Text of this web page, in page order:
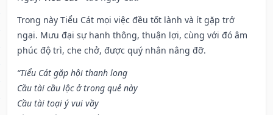
Trong này Tiểu Cát mọi việc đều tốt lành và ít gặp trở
ngại. Mưu đại sự hanh thông, thuận lợi, cùng với đó âm
phúc độ trì, che chở, được quý nhân nâng đỡ.
“Tiểu Cát gặp hội thanh long
Cầu tài cầu lộc ở trong quẻ này
Cầu tài toại ý vui vầy